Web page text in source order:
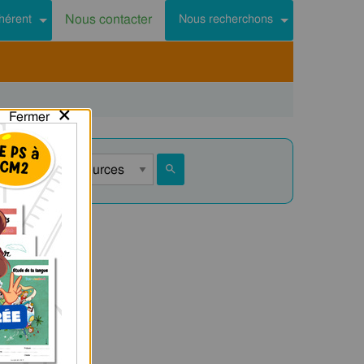
Nous contacter Nous recherchons
Fermer×